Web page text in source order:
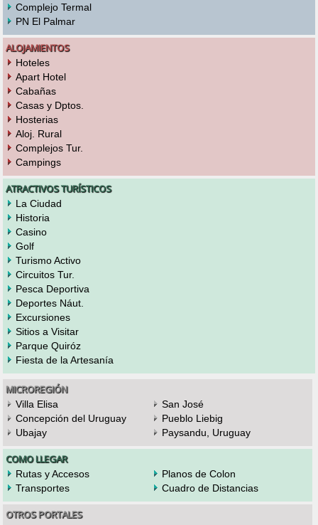
Complejo Termal
PN El Palmar
ALOJAMIENTOS
Hoteles
Apart Hotel
Cabañas
Casas y Dptos.
Hosterias
Aloj. Rural
Complejos Tur.
Campings
ATRACTIVOS TURÍSTICOS
La Ciudad
Historia
Casino
Golf
Turismo Activo
Circuitos Tur.
Pesca Deportiva
Deportes Náut.
Excursiones
Sitios a Visitar
Parque Quiróz
Fiesta de la Artesanía
MICROREGIÓN
Villa Elisa
San José
Concepción del Uruguay
Pueblo Liebig
Ubajay
Paysandu, Uruguay
COMO LLEGAR
Rutas y Accesos
Planos de Colon
Transportes
Cuadro de Distancias
OTROS PORTALES